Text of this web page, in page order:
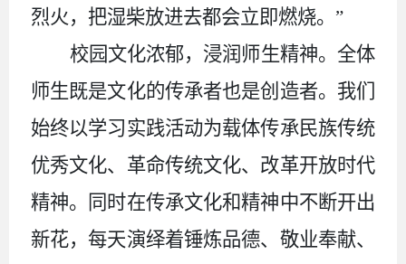
烈火，把湿柴放进去都会立即燃烧。”
校园文化浓郁，浸润师生精神。全体
师生既是文化的传承者也是创造者。我们
始终以学习实践活动为载体传承民族传统
优秀文化、革命传统文化、改革开放时代
精神。同时在传承文化和精神中不断开出
新花，每天演绎着锤炼品德、敬业奉献、